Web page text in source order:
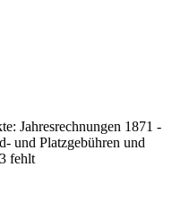
Jahresrechnungen 1871 -
und Platzgebühren und
fehlt